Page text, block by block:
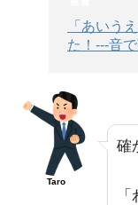
「あいう
た！---音
Taro
確